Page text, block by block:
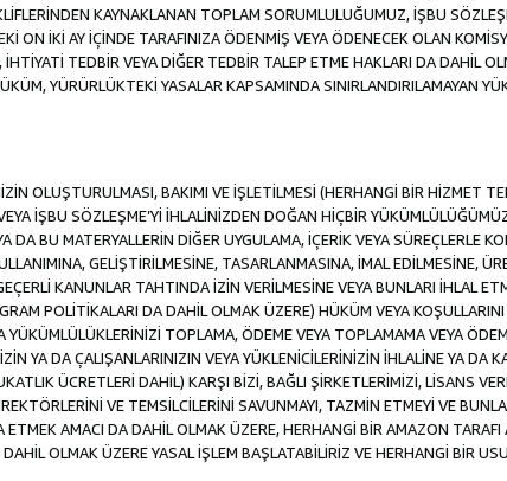
KAYNAKLANAN TOPLAM SORUMLULUĞUMUZ, İŞBU
ON İKİ AY İÇİNDE TARAFINIZA ÖDENMİŞ VEYA ÖDENECEK OLAN
TEDBİR VEYA DİĞER TEDBİR TALEP ETME HAKLARI DA DAHİL
YÜRÜRLÜKTEKİ YASALAR KAPSAMINDA SINIRLANDIRILAMAYAN
OLUŞTURULMASI, BAKIMI VE İŞLETİLMESİ (HERHANGİ BİR HİZMET
İŞBU SÖZLEŞME’Yİ İHLALİNİZDEN DOĞAN HİÇBİR
DA BU MATERYALLERİN DİĞER UYGULAMA, İÇERİK VEYA SÜREÇLERLE
GELİŞTİRİLMESİNE, TASARLANMASINA, İMAL EDİLMESİNE,
KANUNLAR TAHTINDA İZİN VERİLMESİNE VEYA BUNLARI İHLAL
POLİTİKALARI DA DAHİL OLMAK ÜZERE) HÜKÜM VEYA
YÜKÜMLÜLÜKLERİNİZİ TOPLAMA, ÖDEME VEYA TOPLAMAMA VEYA
YA DA ÇALIŞANLARINIZIN VEYA YÜKLENİCİLERİNİZİN İHLALİNE YA DA
ÜCRETLERİ DAHİL) KARŞI BİZİ, BAĞLI ŞİRKETLERİMİZİ, LİSANS
VE TEMSİLCİLERİNİ SAVUNMAYI, TAZMİN ETMEYİ VE
AMACI DA DAHİL OLMAK ÜZERE, HERHANGİ BİR AMAZON
OLMAK ÜZERE YASAL İŞLEM BAŞLATABİLİRİZ VE HERHANGİ BİR